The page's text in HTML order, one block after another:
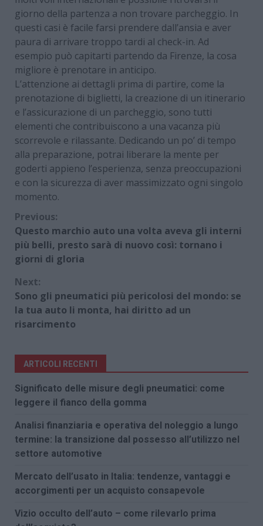
giorno della partenza a non trovare parcheggio. In
questi casi è facile farsi prendere dall’ansia e aver
paura di arrivare troppo tardi al check-in. Ad
esempio può capitarti partendo da Firenze, la cosa
migliore è prenotare in anticipo.
L’attenzione ai dettagli prima di partire, come la
prenotazione di biglietti, la creazione di un itinerario
e l’assicurazione di un parcheggio, sono tutti
elementi che contribuiscono a una vacanza più
scorrevole e rilassante. Dedicando un po’ di tempo
alla preparazione, potrai liberare la mente per
goderti appieno l’esperienza, senza preoccupazioni
e con la sicurezza di aver massimizzato ogni singolo
momento.
Continue
Reading
Previous:
Questo marchio auto una volta aveva gli interni
più belli, presto sarà di nuovo così: tornano i
giorni di gloria
Next:
Sono gli pneumatici più pericolosi del mondo: se
la tua auto li monta, hai diritto ad un
risarcimento
ARTICOLI RECENTI
Significato delle misure degli pneumatici: come
leggere il fianco della gomma
Analisi finanziaria e operativa del noleggio a lungo
termine: la transizione dal possesso all’utilizzo nel
settore automotive
Mercato dell’usato in Italia: tendenze, vantaggi e
accorgimenti per un acquisto consapevole
Vizio occulto dell’auto – come rilevarlo prima